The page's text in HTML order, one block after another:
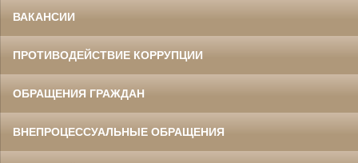
ВАКАНСИИ
ПРОТИВОДЕЙСТВИЕ КОРРУПЦИИ
ОБРАЩЕНИЯ ГРАЖДАН
ВНЕПРОЦЕССУАЛЬНЫЕ ОБРАЩЕНИЯ